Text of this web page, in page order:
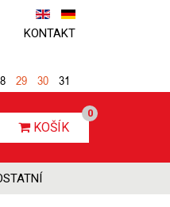
KONTAKT
KOŠÍK
0
29 30 31